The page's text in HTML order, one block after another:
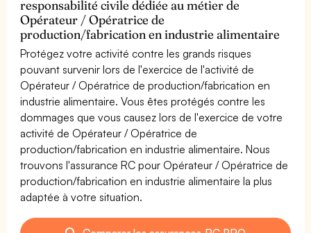
responsabilité civile dédiée au métier de
Opérateur / Opératrice de
production/fabrication en industrie alimentaire
Protégez votre activité contre les grands risques
pouvant survenir lors de l'exercice de l'activité de
Opérateur / Opératrice de production/fabrication en
industrie alimentaire. Vous êtes protégés contre les
dommages que vous causez lors de l'exercice de votre
activité de Opérateur / Opératrice de
production/fabrication en industrie alimentaire. Nous
trouvons l'assurance RC pour Opérateur / Opératrice de
production/fabrication en industrie alimentaire la plus
adaptée à votre situation.